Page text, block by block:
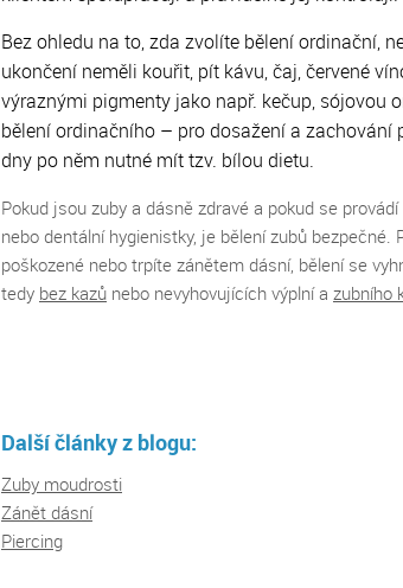
Bez ohledu na to, zda zvolíte bělení ordinační,
ukončení neměli kouřit, pít kávu, čaj, červené
výraznými pigmenty jako např. kečup, sójovou
bělení ordinačního – pro dosažení a
dny po něm nutné mít tzv. bílou dietu.
Pokud jsou zuby a dásně zdravé a pokud se
nebo dentální hygienistky, je bělení zubů
poškozené nebo trpíte zánětem dásní, bělení se
tedy bez kazů nebo nevyhovujících výplní a zubního
Další články z blogu:
Zuby moudrosti
Zánět dásní
Piercing